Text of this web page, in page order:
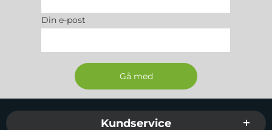
Din e-post
Sidfot Blandad info och länkar
Kundservice